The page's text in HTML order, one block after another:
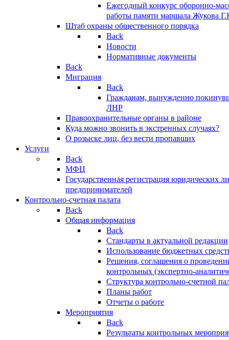
Ежегодный конкурс оборонно-
работы памяти маршала Жукова
Штаб охраны общественного порядка
Back
Новости
Нормативные документы
Back
Миграция
Back
Гражданам, вынужденно
ЛНР
Правоохранительные органы в районе
Куда можно звонить в экстренных случаях?
О розыске лиц, без вести пропавших
Услуги
Back
МФЦ
Государственная регистрация юридических
предпринимателей
Контрольно-счетная палата
Back
Общая информация
Back
Стандарты в актуальной редакции
Использование бюджетных
Решения, соглашения о
контрольных (экспертно-
Структура контрольно-счетной
Планы работ
Отчеты о работе
Мероприятия
Back
Результаты контрольных